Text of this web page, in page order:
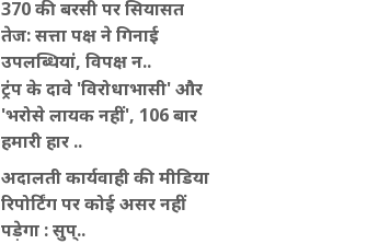
370 की बरसी पर सियासत
तेज: सत्ता पक्ष ने गिनाई
उपलब्धियां, विपक्ष न..
ट्रंप के दावे 'विरोधाभासी' और
'भरोसे लायक नहीं', 106 बार
हमारी हार ..
अदालती कार्यवाही की मीडिया
रिपोर्टिंग पर कोई असर नहीं
पड़ेगा : सुप्..